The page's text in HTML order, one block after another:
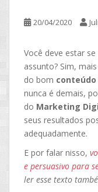
20/04/2020
Você deve estar
assunto? Sim,
do bom conteúdo
nunca é demais,
do Marketing
seus resultados
adequadamente.
E por falar nisso,
e persuasivo para
ler esse texto